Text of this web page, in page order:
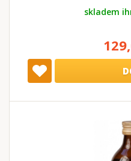
skladem